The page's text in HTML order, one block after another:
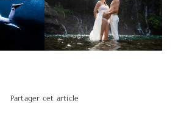
Partager cet article